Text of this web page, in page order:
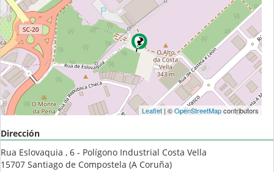
Leaflet| ©OpenStreetMapcontributors
Dirección
Rua Eslovaquia , 6 - Polígono Industrial Costa Vella
15707 Santiago de Compostela (A Coruña)